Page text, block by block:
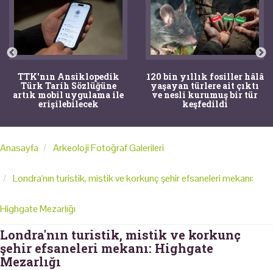
TTK'nın Ansiklopedik
Türk Tarih Sözlüğüne
artık mobil uygulama ile
erişilebilecek
120 bin yıllık fosiller hâlâ
yaşayan türlere ait çıktı
ve nesli kurumuş bir tür
keşfedildi
Anasayfa Arkeoloji Fotoğraf Galerileri
Londra'nın turistik, mistik ve korkunç şehir efsaneleri mekanı:
Highgate Mezarlığı
Londra'nın turistik, mistik ve korkunç
şehir efsaneleri mekanı: Highgate
Mezarlığı